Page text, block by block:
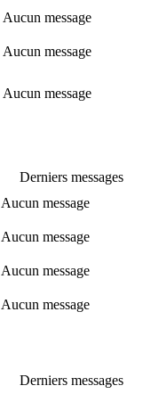
Aucun message
Aucun message
Aucun message
Derniers messages
Aucun message
Aucun message
Aucun message
Aucun message
Derniers messages